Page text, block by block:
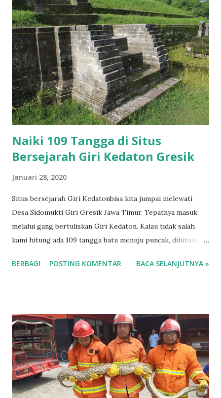
tertua yang menyebarkan ajaran Islam di Jawa. Inilah yang
membuat Syeh Maulana Malik memiliki pengaruh yang besar
dalam perkembangan Islam, khususnya di Jawa Timur.
Makam Syeh Maulana Malik Ibrahim berada di Desa Gapuro
Sukolilo, Kecamatan Gresik, Kabupaten Gresik. Lokawisata
religi itu selalu ramai dikunjungi peziarah dari pelbagai
daerah, khususnya saat weekend dan hari libur. Sehingga
Pemerintah Gresik sekarang sudah membangun parkiran
khusus pengunjung. berikut videonya Kompleks makam ini
n...
Naiki 109 Tangga di Situs
Bersejarah Giri Kedaton Gresik
Januari 28, 2020
Situs bersejarah Giri Kedatonbisa kita jumpai melewati
Desa Sidomukti Giri Gresik Jawa Timur. Tepatnya masuk
melalui gang bertuliskan Giri Kedaton. Kalau tidak salah
kami hitung ada 109 tangga batu menuju puncak, dihitung
kita sudah sampai dipuncak kita akan disuguhkan bebatuan
Lembaga Tinggi Pesantren Luhur." Bangunan Khas Situs
Giri Kedaton Gresik Mushola ini juga sebagai bukti sudah
dilakukan riset sejak 9 Maret 1973 - 15 Juni 1973 dan
ditandatangani oleh Prof KH Achmad Mudlor, SH dan
menyatakan bahwa situs Giri Kedaton merupakan Pusat
Pesantren Kanjeng Sunan Giri. Ciri khas lain diatas Giri
BERBAGI POSTING KOMENTAR BACA SELANJUTNYA »